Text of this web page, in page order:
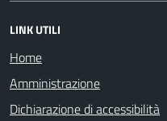
LINK UTILI
Home
Amministrazione
Dichiarazione di accessibilità